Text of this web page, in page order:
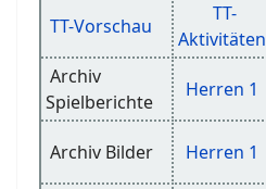
TT-Vorschau
TT-
Aktivitäten
Archiv
Spielberichte
Herren 1
Archiv Bilder Herren 1